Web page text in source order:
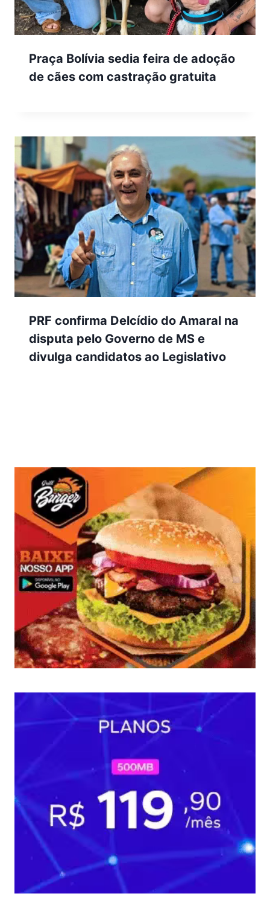
Praça Bolívia sedia feira de adoção
de cães com castração gratuita
PRF confirma Delcídio do Amaral na
disputa pelo Governo de MS e
divulga candidatos ao Legislativo